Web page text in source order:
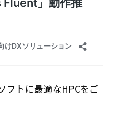
フトに最適なHPCをご